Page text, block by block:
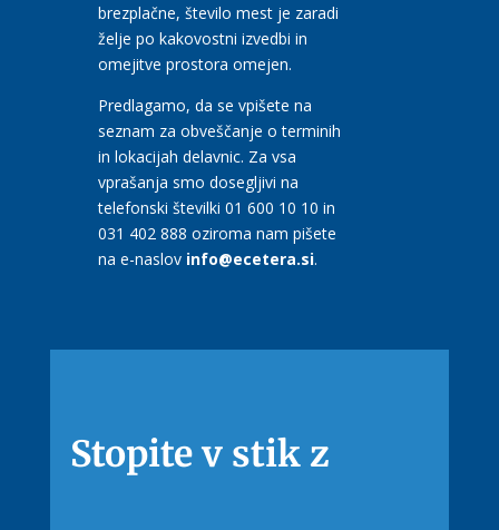
brezplačne, število mest je zaradi
želje po kakovostni izvedbi in
omejitve prostora omejen.
Predlagamo, da se vpišete na
seznam za obveščanje o terminih
in lokacijah delavnic. Za vsa
vprašanja smo dosegljivi na
telefonski številki 01 600 10 10 in
031 402 888 oziroma nam pišete
na e-naslov info@ecetera.si.
Stopite v stik z